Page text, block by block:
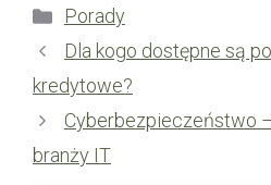
Kategorie
Porady
Dla kogo dostępne są
kredytowe?
Cyberbezpieczeństwo
branży IT